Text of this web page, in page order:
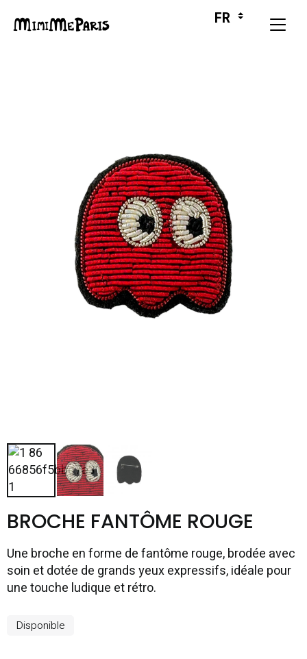
BROCHE FANTÔME ROUGE
Une broche en forme de fantôme rouge, brodée avec
soin et dotée de grands yeux expressifs, idéale pour
une touche ludique et rétro.
Disponible